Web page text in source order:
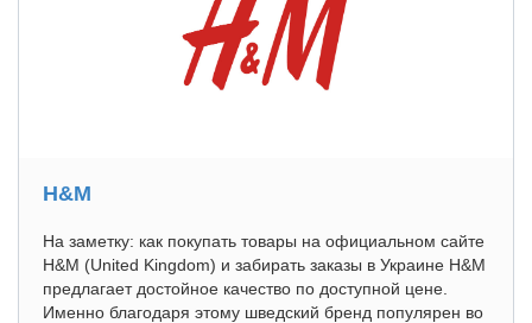
H&M
На заметку: как покупать товары на официальном сайте
H&M (United Kingdom) и забирать заказы в Украине H&M
предлагает достойное качество по доступной цене.
Именно благодаря этому шведский бренд популярен во